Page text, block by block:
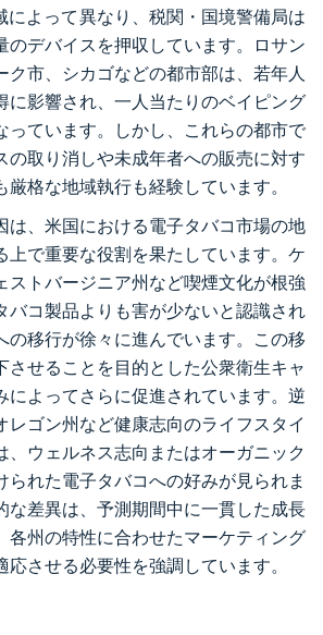
によって異なり、税関・国境警備局は
のデバイスを押収しています。ロサン
ク市、シカゴなどの都市部は、若年人
に影響され、一人当たりのベイピング
っています。しかし、これらの都市で
の取り消しや未成年者への販売に対す
厳格な地域執行も経験しています。
は、米国における電子タバコ市場の地
上で重要な役割を果たしています。ケ
ストバージニア州など喫煙文化が根強
バコ製品よりも害が少ないと認識され
の移行が徐々に進んでいます。この移
させることを目的とした公衆衛生キャ
によってさらに促進されています。逆
レゴン州など健康志向のライフスタイ
、ウェルネス志向またはオーガニック
られた電子タバコへの好みが見られま
な差異は、予測期間中に一貫した成長
各州の特性に合わせたマーケティング
させる必要性を強調しています。